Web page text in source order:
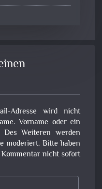
Adresse wird nicht
Vorname oder ein
Weiteren werden
moderiert. Bitte haben
nicht sofort